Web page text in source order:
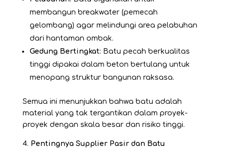
membangun breakwater (pemecah
gelombang) agar melindungi area pelabuhan
dari hantaman ombak.
Gedung Bertingkat: Batu pecah berkualitas
tinggi dipakai dalam beton bertulang untuk
menopang struktur bangunan raksasa.
Semua ini menunjukkan bahwa batu adalah
material yang tak tergantikan dalam proyek-
proyek dengan skala besar dan risiko tinggi.
Pentingnya Supplier Pasir dan Batu